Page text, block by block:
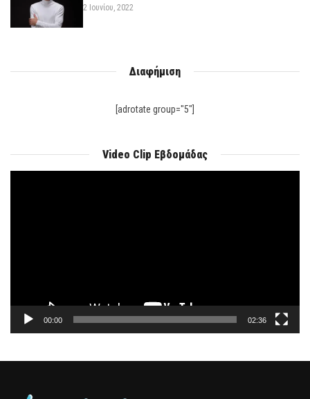
2 Ιουνίου, 2022
Διαφήμιση
[adrotate group="5"]
Video Clip Εβδομάδας
00:00 02:36